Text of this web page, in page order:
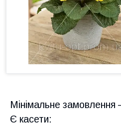
Мінімальне
Є касети: